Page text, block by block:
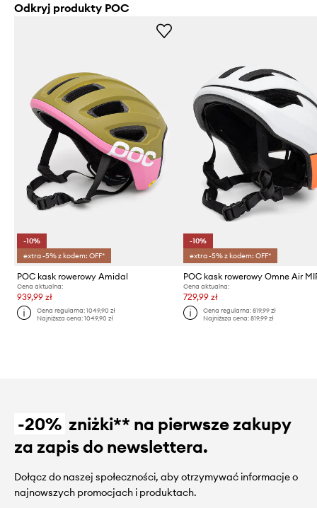
Odkryj produkty POC
-10%
extra -5% z kodem: OFF*
POC kask rowerowy Amidal
Cena aktualna:
939,99 zł
Cena regularna:1049,90 zł
Najniższa cena:1049,90 zł
-10%
extra -5% z kodem: OFF*
POC kask rowerowy Omne Air
Cena aktualna:
729,99 zł
Cena regularna: 819,99 zł
Najniższa cena: 819,99 zł
-20% zniżki** na pierwsze zakupy
za zapis do newslettera.
Dołącz do naszej społeczności, aby otrzymywać informacje o
najnowszych promocjach i produktach.